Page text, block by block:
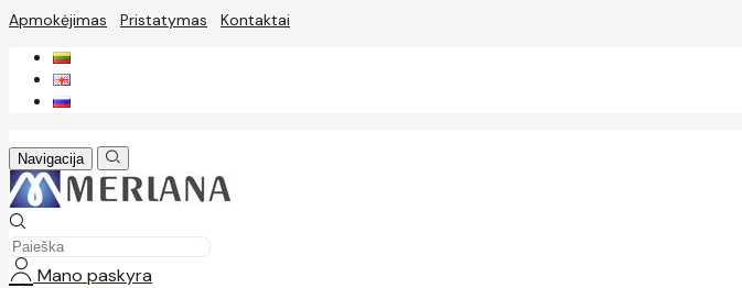
Apmokėjimas Pristatymas Kontaktai
Navigacija
Mano paskyra